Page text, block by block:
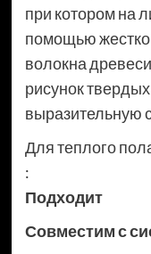
при котором на
помощью
волокна
рисунок
выразительную
Для теплого
:
Подходит
Совместим с